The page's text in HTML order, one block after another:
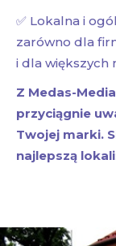
✅ Lokalna i
zarówno dla
i dla większych
Z Medas-
przyciągnie
Twojej marki.
najlepszą